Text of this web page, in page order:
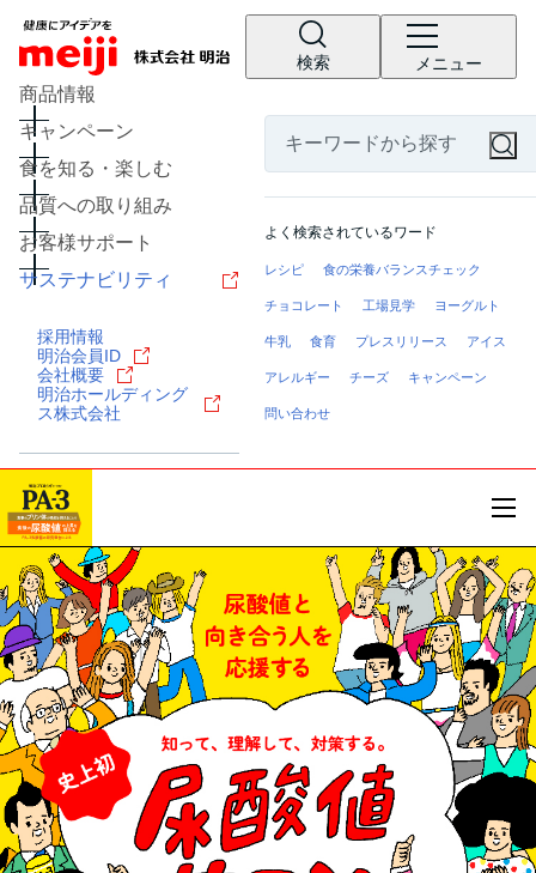
検索 メニュー
商品情報
キャンペーン
食を知る・楽しむ
品質への取り組み
お客様サポート
サステナビリティ
採用情報
明治会員ID
会社概要
明治ホールディング
ス株式会社
よく検索されているワード
レシピ 食の栄養バランスチェック
チョコレート 工場見学 ヨーグルト
牛乳 食育 プレスリリース アイス
アレルギー チーズ キャンペーン
問い合わせ
教えて！尿酸値先生
尿酸値掲示板
尿酸値ドリル